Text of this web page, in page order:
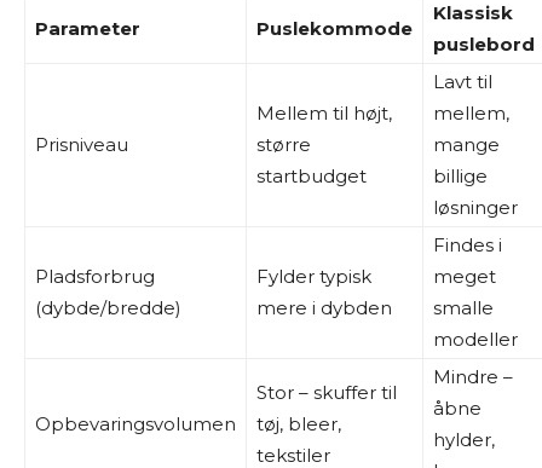
Parameter Puslekommode
Klassisk
puslebord
Prisniveau
Mellem til højt,
større
startbudget
Lavt til
mellem,
mange
billige
løsninger
Pladsforbrug
(dybde/bredde)
Fylder typisk
mere i dybden
Findes i
meget
smalle
modeller
Opbevaringsvolumen
Stor – skuffer til
tøj, bleer,
tekstiler
Mindre –
åbne
hylder,